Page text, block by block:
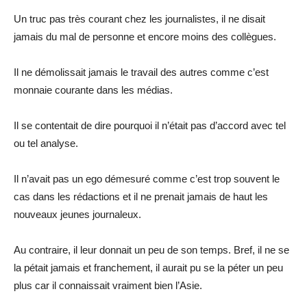
Un truc pas très courant chez les journalistes, il ne disait
jamais du mal de personne et encore moins des collègues.
Il ne démolissait jamais le travail des autres comme c’est
monnaie courante dans les médias.
Il se contentait de dire pourquoi il n’était pas d’accord avec tel
ou tel analyse.
Il n’avait pas un ego démesuré comme c’est trop souvent le
cas dans les rédactions et il ne prenait jamais de haut les
nouveaux jeunes journaleux.
Au contraire, il leur donnait un peu de son temps. Bref, il ne se
la pétait jamais et franchement, il aurait pu se la péter un peu
plus car il connaissait vraiment bien l’Asie.